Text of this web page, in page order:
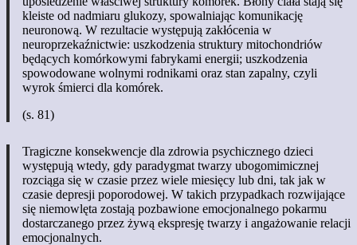
kleiste od nadmiaru glukozy, spowalniając komunikację
neuronową. W rezultacie występują zakłócenia w
neuroprzekaźnictwie: uszkodzenia struktury mitochondriów
będących komórkowymi fabrykami energii; uszkodzenia
spowodowane wolnymi rodnikami oraz stan zapalny, czyli
wyrok śmierci dla komórek.
(s. 81)
Tragiczne konsekwencje dla zdrowia psychicznego dzieci
występują wtedy, gdy paradygmat twarzy ubogomimicznej
rozciąga się w czasie przez wiele miesięcy lub dni, tak jak w
czasie depresji poporodowej. W takich przypadkach rozwijające
się niemowlęta zostają pozbawione emocjonalnego pokarmu
dostarczanego przez żywą ekspresję twarzy i angażowanie relacji
emocjonalnych.